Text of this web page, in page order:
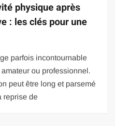
physique après
: les clés pour une
parfois incontournable
ou professionnel.
peut être long et parsemé
reprise de